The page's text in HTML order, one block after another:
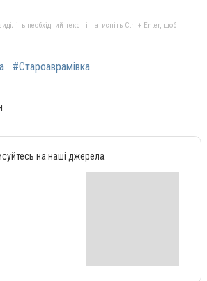
необхідний текст і натисніть Ctrl + Enter, щоб
#Староаврамівка
на наші джерела